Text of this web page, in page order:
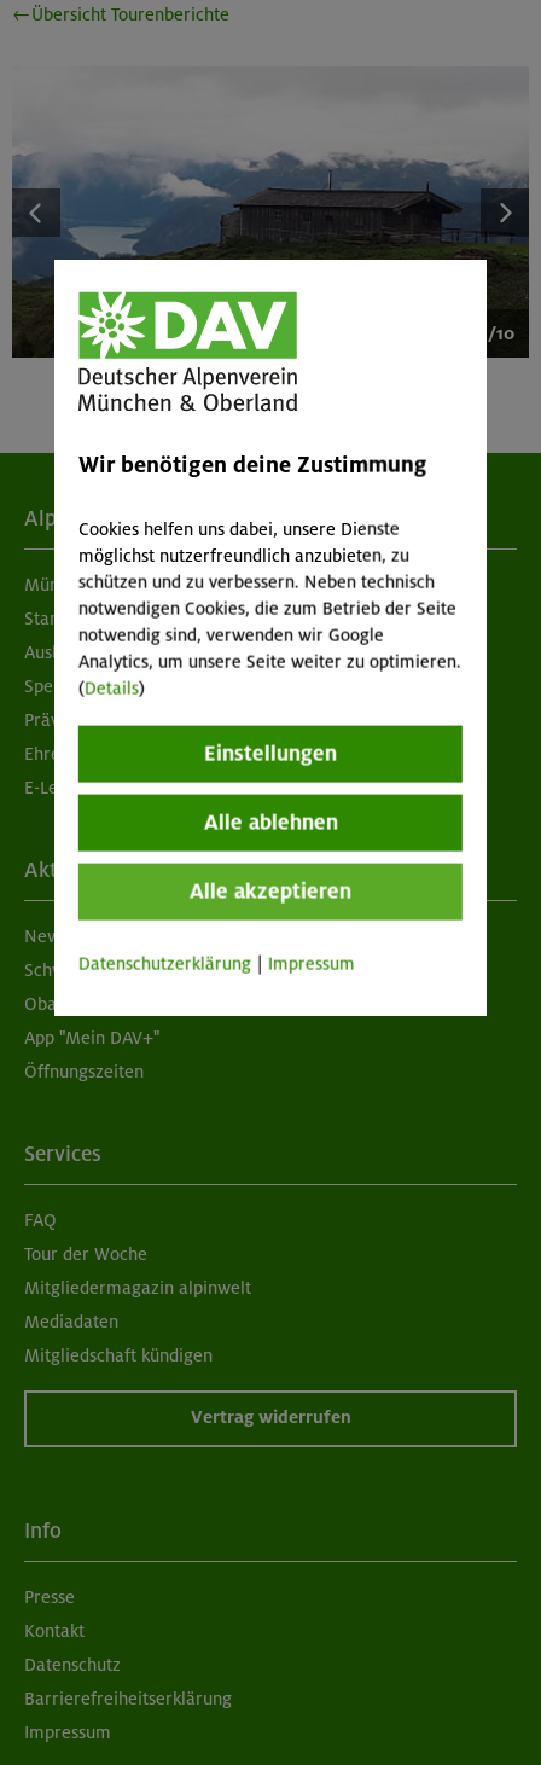
←Übersicht Tourenberichte
1/10
Alpenverein
München & Oberland
Standorte
Ausbildung & Jobs
Spenden
Prävention sexualisierter Gewalt
Ehrenamtsbörse
E-Learning
Aktuelles
Newsletter
Schwarzes Brett
Obacht geben!
App "Mein DAV+"
Öffnungszeiten
Services
FAQ
Tour der Woche
Mitgliedermagazin alpinwelt
Mediadaten
Mitgliedschaft kündigen
Vertrag widerrufen
Info
Presse
Kontakt
Datenschutz
Barrierefreiheitserklärung
Impressum
Wir benötigen deine Zustimmung
Cookies helfen uns dabei, unsere Dienste
möglichst nutzerfreundlich anzubieten, zu
schützen und zu verbessern. Neben technisch
notwendigen Cookies, die zum Betrieb der Seite
notwendig sind, verwenden wir Google
Analytics, um unsere Seite weiter zu optimieren.
(Details)
Einstellungen
Alle ablehnen
Alle akzeptieren
Datenschutzerklärung Impressum